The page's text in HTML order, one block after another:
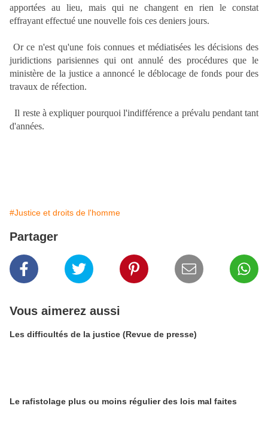
apportées au lieu, mais qui ne changent en rien le constat
effrayant effectué une nouvelle fois ces deniers jours.
Or ce n'est qu'une fois connues et médiatisées les décisions des
juridictions parisiennes qui ont annulé des procédures que le
ministère de la justice a annoncé le déblocage de fonds pour des
travaux de réfection.
Il reste à expliquer pourquoi l'indifférence a prévalu pendant tant
d'années.
#Justice et droits de l'homme
Partager
Vous aimerez aussi
Les difficultés de la justice (Revue de presse)
Le rafistolage plus ou moins régulier des lois mal faites